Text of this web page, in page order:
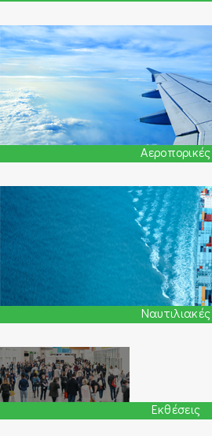
Αεροπορικές
Ναυτιλιακές
Εκθέσεις